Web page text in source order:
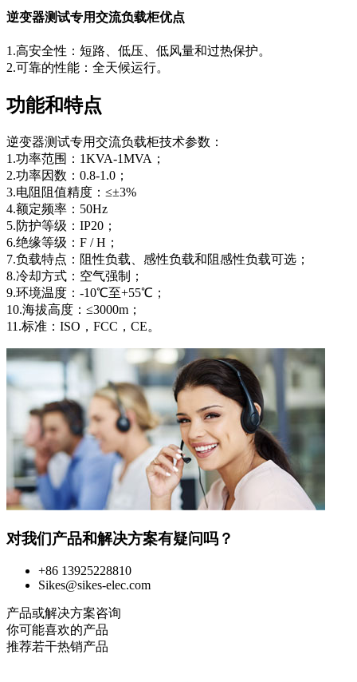
逆变器测试专用交流负载柜优点
1.高安全性：短路、低压、低风量和过热保护。
2.可靠的性能：全天候运行。
功能和特点
逆变器测试专用交流负载柜技术参数：
1.功率范围：1KVA-1MVA；
2.功率因数：0.8-1.0；
3.电阻阻值精度：≤±3%
4.额定频率：50Hz
5.防护等级：IP20；
6.绝缘等级：F / H；
7.负载特点：阻性负载、感性负载和阻感性负载可选；
8.冷却方式：空气强制；
9.环境温度：-10℃至+55℃；
10.海拔高度：≤3000m；
11.标准：ISO，FCC，CE。
对我们产品和解决方案有疑问吗？
+86 13925228810
Sikes@sikes-elec.com
产品或解决方案咨询
你可能喜欢的产品
推荐若干热销产品